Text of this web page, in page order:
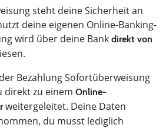
steht deine Sicherheit an
deine eigenen Online-Banking-
wird über deine Bank direkt von
Bezahlung Sofortüberweisung
direkt zu einem Online-
weitergeleitet. Deine Daten
du musst lediglich